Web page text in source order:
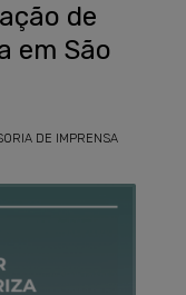
de
em São
DE IMPRENSA